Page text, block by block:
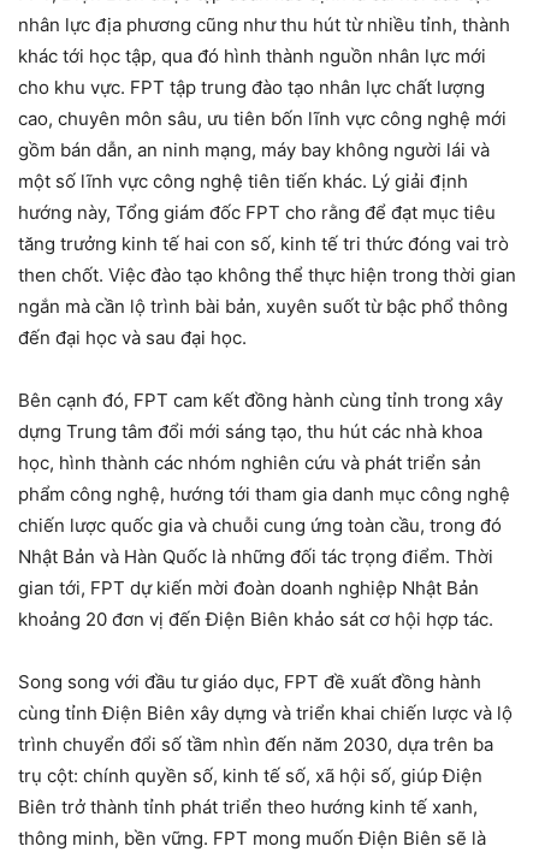
nhân lực địa phương cũng như thu hút từ nhiều tỉnh, thành
khác tới học tập, qua đó hình thành nguồn nhân lực mới
cho khu vực. FPT tập trung đào tạo nhân lực chất lượng
cao, chuyên môn sâu, ưu tiên bốn lĩnh vực công nghệ mới
gồm bán dẫn, an ninh mạng, máy bay không người lái và
một số lĩnh vực công nghệ tiên tiến khác. Lý giải định
hướng này, Tổng giám đốc FPT cho rằng để đạt mục tiêu
tăng trưởng kinh tế hai con số, kinh tế tri thức đóng vai trò
then chốt. Việc đào tạo không thể thực hiện trong thời gian
ngắn mà cần lộ trình bài bản, xuyên suốt từ bậc phổ thông
đến đại học và sau đại học.
Bên cạnh đó, FPT cam kết đồng hành cùng tỉnh trong xây
dựng Trung tâm đổi mới sáng tạo, thu hút các nhà khoa
học, hình thành các nhóm nghiên cứu và phát triển sản
phẩm công nghệ, hướng tới tham gia danh mục công nghệ
chiến lược quốc gia và chuỗi cung ứng toàn cầu, trong đó
Nhật Bản và Hàn Quốc là những đối tác trọng điểm. Thời
gian tới, FPT dự kiến mời đoàn doanh nghiệp Nhật Bản
khoảng 20 đơn vị đến Điện Biên khảo sát cơ hội hợp tác.
Song song với đầu tư giáo dục, FPT đề xuất đồng hành
cùng tỉnh Điện Biên xây dựng và triển khai chiến lược và lộ
trình chuyển đổi số tầm nhìn đến năm 2030, dựa trên ba
trụ cột: chính quyền số, kinh tế số, xã hội số, giúp Điện
Biên trở thành tỉnh phát triển theo hướng kinh tế xanh,
thông minh, bền vững. FPT mong muốn Điện Biên sẽ là